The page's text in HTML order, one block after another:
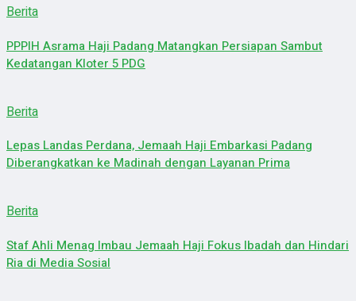
Berita
PPPIH Asrama Haji Padang Matangkan Persiapan Sambut
Kedatangan Kloter 5 PDG
Berita
Lepas Landas Perdana, Jemaah Haji Embarkasi Padang
Diberangkatkan ke Madinah dengan Layanan Prima
Berita
Staf Ahli Menag Imbau Jemaah Haji Fokus Ibadah dan Hindari
Ria di Media Sosial